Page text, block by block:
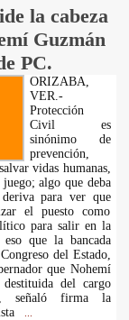
la cabeza
Guzmán
PC.
ORIZABA,
VER.-
Protección
Civil es
sinónimo de
prevención,
vidas humanas,
juego; algo que deba
para ver que
el puesto como
para salir en la
que la bancada
del Estado,
que Nohemí
destituida del cargo
señaló firma la